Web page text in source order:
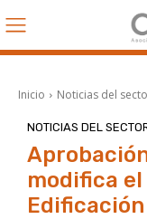
Inicio Noticias del
NOTICIAS DEL
modifica el
Edificación